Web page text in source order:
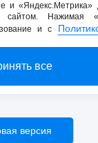
и «Яндекс.Метрика»
сайтом. Нажимая
и с
все
версия